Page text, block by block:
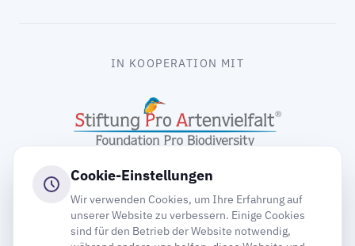
IN KOOPERATION MIT
Cookie-Einstellungen
Wir verwenden Cookies, um Ihre Erfahrung auf
unserer Website zu verbessern. Einige Cookies
sind für den Betrieb der Website notwendig,